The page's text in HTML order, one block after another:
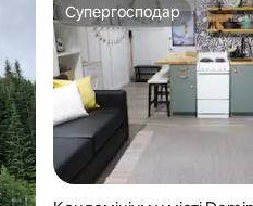
Супергосподар
Супергосподар